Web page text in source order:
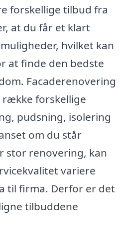
forskellige tilbud fra
at du får et klart
hvilket kan
at finde den bedste
Facaderenovering
forskellige
pudsning, isolering
om du står
stor renovering, kan
variere
til firma. Derfor er det
tilbuddene